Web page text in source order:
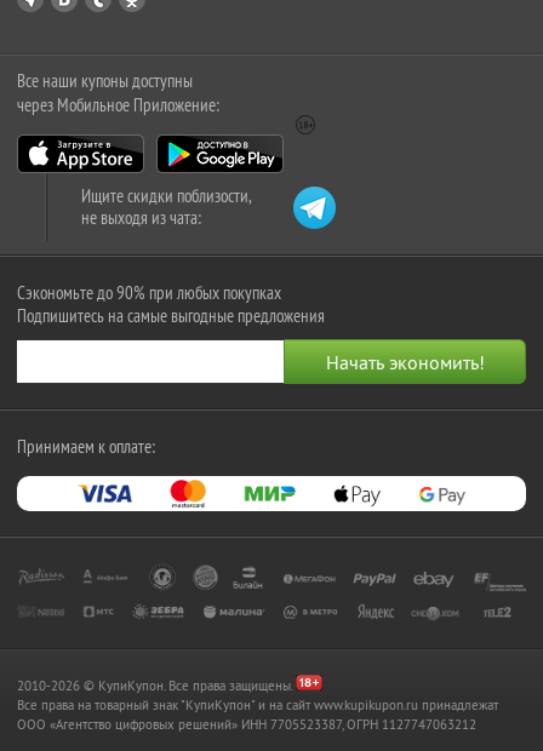
Все наши купоны доступны
через Мобильное Приложение:
Ищите скидки поблизости,
не выходя из чата:
Сэкономьте до 90% при любых покупках
Подпишитесь на самые выгодные предложения
Принимаем к оплате:
2010-2026 © КупиКупон. Все права защищены.
Все права на товарный знак "КупиКупон" и на сайт www.kupikupon.ru принадлежат
OOO «Агентство цифровых решений» ИНН 7705523387, ОГРН 1127747063212